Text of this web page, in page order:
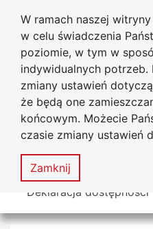
W ramach naszej
w celu świadczenia
poziomie, w tym w
indywidualnych
zmiany ustawień
że będą one
końcowym. Możecie
czasie zmiany ustawień
Zamknij
Przejdź do
Przejdź do treści
Przejdź do
Przejdź do mapy
w
MENU
Tutaj jesteś
Deklaracja dostępności